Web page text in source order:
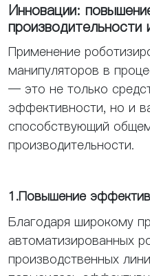
Инновации:
производительности
Применение
манипуляторов в
— это не только
эффективности, но и
способствующий
производительности.
1.Повышение
Благодаря широкому
автоматизированных
производственных